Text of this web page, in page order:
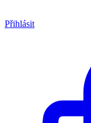
Přihlásit